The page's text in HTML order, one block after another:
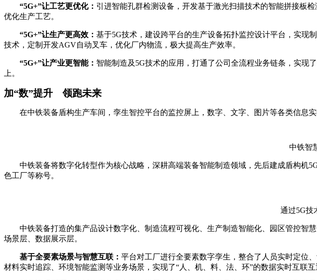
“5G+”让工艺更优化： 引进智能孔群检测设备，开发基于激光扫描技术的智能拼接板
优化生产工艺。
“5G+”让生产更高效： 基于5G技术，建设跨平台的生产设备拓扑监控设计平台，实现
技术，定制开发AGV自动叉车，优化厂内物流，极大提高生产效率。
“5G+”让产业更智能： 智能制造及5G技术的应用，打通了公司全流程业务链条，实现
上。
加“数”提升 领跑未来
在中铁装备盾构生产车间，孪生智控平台的监控屏上，数字、文字、图片等各类信息
中铁智
中铁装备将数字化转型作为核心战略，深耕高端装备智能制造领域，先后建成盾构机
色工厂等称号。
通过5G技
中铁装备打造的集产品设计数字化、制造流程可视化、生产制造智能化、园区管控智
场景层、数据展示层。
基于全要素场景与智慧互联： 平台对工厂进行全要素数字孪生，整合了人员实时定位
材料实时追踪、环境智能监测等业务场景，实现了“人、机、料、法、环”的数据实时互联互